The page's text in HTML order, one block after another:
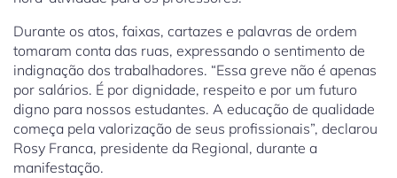
Durante os atos, faixas, cartazes e palavras de ordem
tomaram conta das ruas, expressando o sentimento de
indignação dos trabalhadores. “Essa greve não é apenas
por salários. É por dignidade, respeito e por um futuro
digno para nossos estudantes. A educação de qualidade
começa pela valorização de seus profissionais”, declarou
Rosy Franca, presidente da Regional, durante a
manifestação.